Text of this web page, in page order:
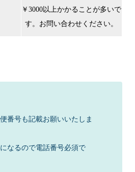
￥3000以上かかることが多いで
す。お問い合わせください。
番号も記載お願いいたしま
なるので電話番号必須で